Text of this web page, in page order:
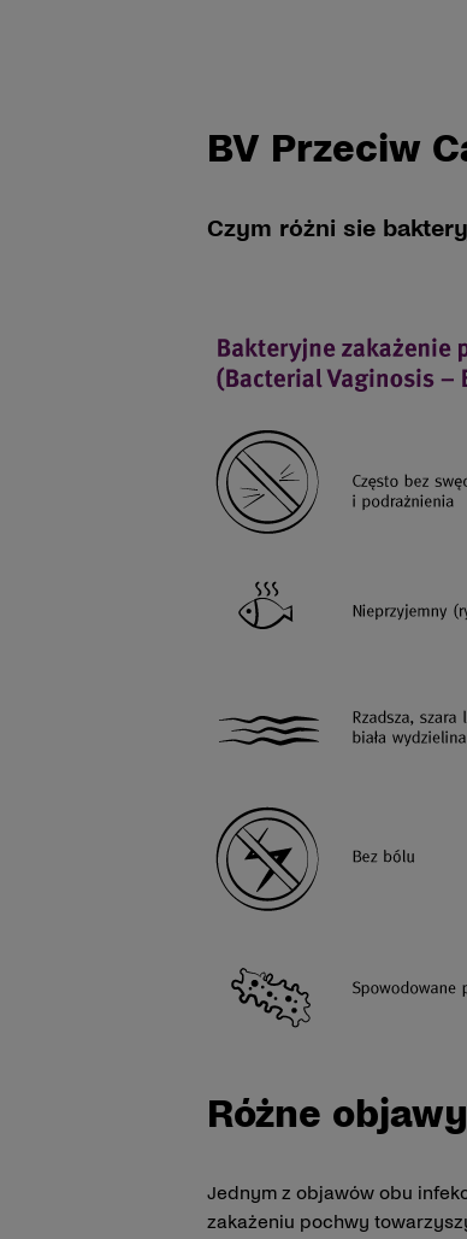
BV Przeciw
Czym różni sie
Różne objawy
Jednym z objawów obu
zakażeniu pochwy